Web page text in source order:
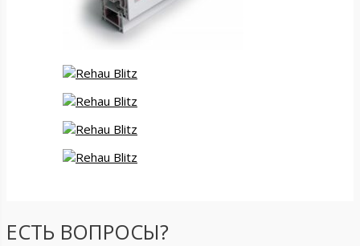
ЕСТЬ ВОПРОСЫ?